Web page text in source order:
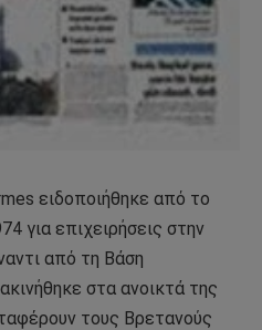
ειδοποιήθηκε από το
για επιχειρήσεις στην
από τη Βάση
στα ανοικτά της
τους Βρετανούς